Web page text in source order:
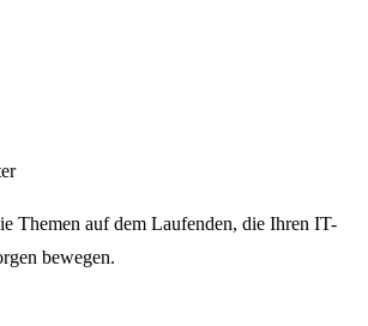
Themen auf dem Laufenden, die Ihren IT-
bewegen.